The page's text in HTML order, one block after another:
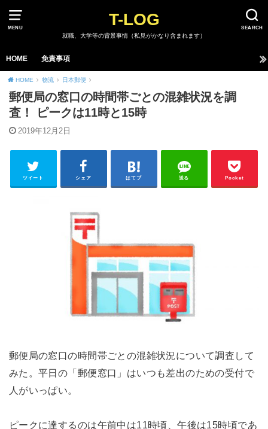
MENU SEARCH
T-LOG
就職、大学等の背景事情（私見がかなり含まれます）
HOME 免責事項
HOME 物流 日本郵便
郵便局の窓口の時間帯ごとの混雑状況を調
査！ ピークは11時と15時
2019年12月2日
ツイート シェア はてブ 送る Pocket
郵便局の窓口の時間帯ごとの混雑状況について調査して
みた。平日の「郵便窓口」はいつも差出のための受付で
人がいっぱい。
ピークに達するのは午前中は11時頃、午後は15時頃であ